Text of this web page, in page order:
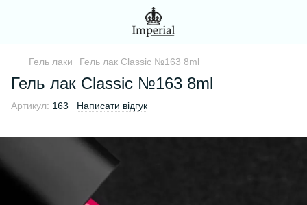
Гель лаки Гель лак Classic №163 8ml
Гель лак Classic №163 8ml
Артикул: 163 Написати відгук